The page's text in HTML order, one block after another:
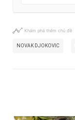
Khám phá thêm chủ đề
NOVAK DJOKOVIC